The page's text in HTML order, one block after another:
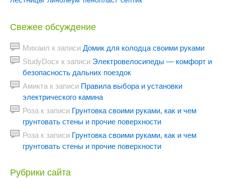
Свежее обсуждение
Михаил к записи Домик для колодца своими руками
StudyDocx к записи Электровелосипеды — комфорт и
безопасность дальних поездок
Амикта к записи Правила выбора и установки
электрического камина
Роза к записи Грунтовка своими руками, как и чем
грунтовать стены и прочие поверхности
Роза к записи Грунтовка своими руками, как и чем
грунтовать стены и прочие поверхности
Рубрики сайта